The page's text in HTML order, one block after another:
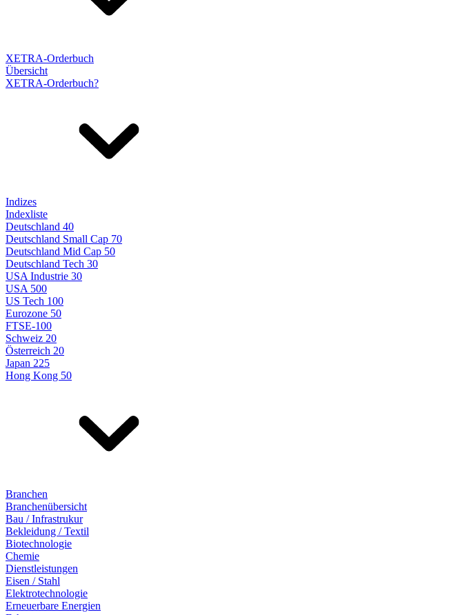
XETRA-Orderbuch
Übersicht
XETRA-Orderbuch?
Indizes
Indexliste
Deutschland 40
Deutschland Small Cap 70
Deutschland Mid Cap 50
Deutschland Tech 30
USA Industrie 30
USA 500
US Tech 100
Eurozone 50
FTSE-100
Schweiz 20
Österreich 20
Japan 225
Hong Kong 50
Branchen
Branchenübersicht
Bau / Infrastrukur
Bekleidung / Textil
Biotechnologie
Chemie
Dienstleistungen
Eisen / Stahl
Elektrotechnologie
Erneuerbare Energien